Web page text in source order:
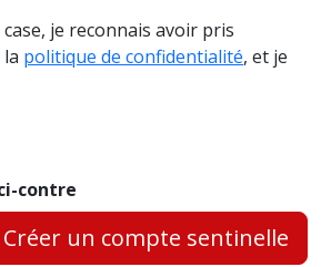
je reconnais avoir pris
politique de confidentialité, et je
contre
Créer un compte sentinelle